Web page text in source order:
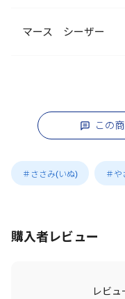
マース シーザー
この
＃ささみ(いぬ) ＃や
購入者レビュー
レビュ